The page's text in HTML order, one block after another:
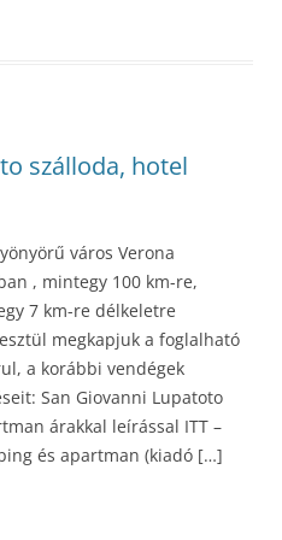
szálloda, hotel
város Verona
, mintegy 100 km-re,
7 km-re délkeletre
megkapjuk a foglalható
a korábbi vendégek
San Giovanni Lupatoto
árakkal leírással ITT –
és apartman (kiadó […]